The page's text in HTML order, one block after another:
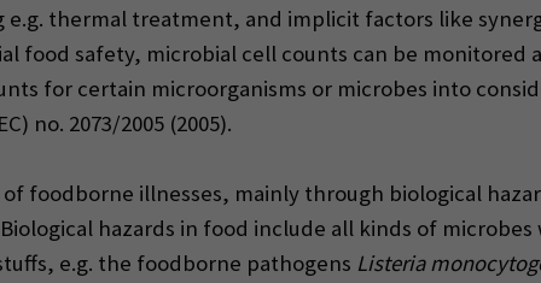
e.g. thermal treatment, and implicit factors like
food safety, microbial cell counts can be
for certain microorganisms or microbes into
no. 2073/2005 (2005).
of foodborne illnesses, mainly through biological
Biological hazards in food include all kinds of
e.g. the foodborne pathogens Listeria